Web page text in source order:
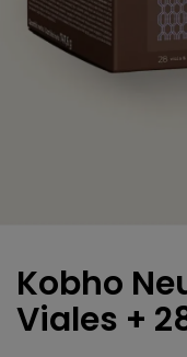
Kobho
Viales +